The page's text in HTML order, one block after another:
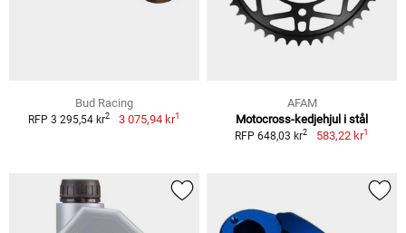
Bud Racing
RFP 3 295,54 kr2 3 075,94 kr1
AFAM
Motocross-kedjehjul i stål
RFP 648,03 kr2 583,22 kr1